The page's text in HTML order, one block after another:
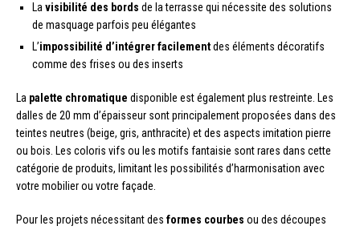
La visibilité des bords de la terrasse qui nécessite des solutions
de masquage parfois peu élégantes
L’impossibilité d’intégrer facilementdes éléments décoratifs
comme des frises ou des inserts
La palette chromatique disponible est également plus restreinte. Les
dalles de 20 mm d’épaisseur sont principalement proposées dans des
teintes neutres (beige, gris, anthracite) et des aspects imitation pierre
ou bois. Les coloris vifs ou les motifs fantaisie sont rares dans cette
catégorie de produits, limitant les possibilités d’harmonisation avec
votre mobilier ou votre façade.
Pour les projets nécessitant des formes courbes ou des découpes